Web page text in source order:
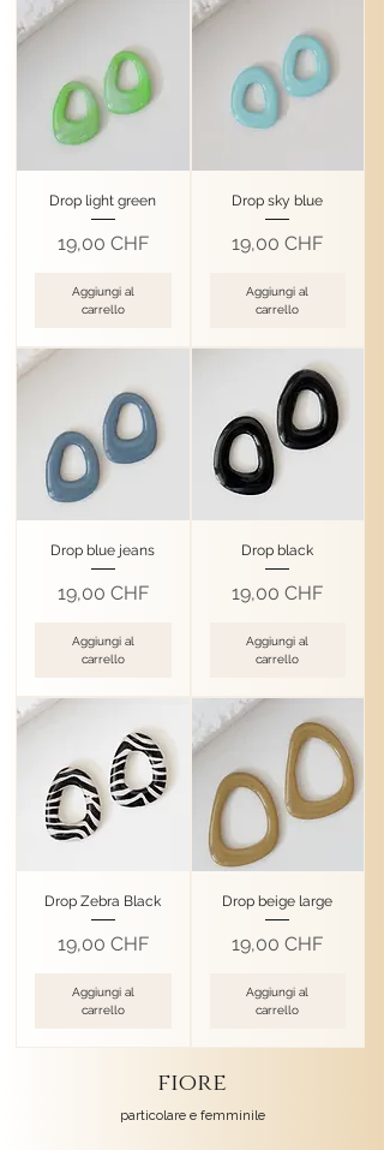
Drop light green
Prezzo
19,00 CHF
Aggiungi al
carrello
Drop sky blue
Prezzo
19,00 CHF
Aggiungi al
carrello
Drop blue jeans
Prezzo
19,00 CHF
Aggiungi al
carrello
Drop black
Prezzo
19,00 CHF
Aggiungi al
carrello
Drop Zebra Black
Prezzo
19,00 CHF
Aggiungi al
carrello
Drop beige large
Prezzo
19,00 CHF
Aggiungi al
carrello
fiore
particolare e femminile